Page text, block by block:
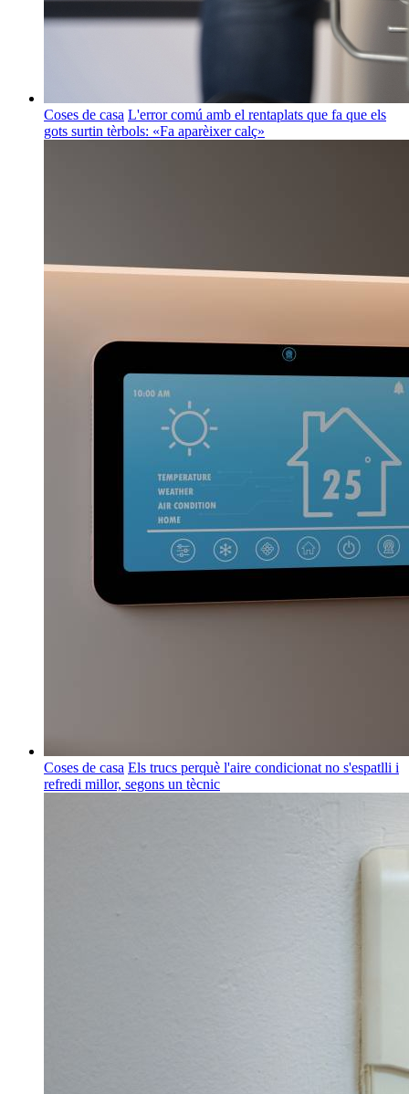
Coses de casa L'error comú amb el rentaplats que fa que els
gots surtin tèrbols: «Fa aparèixer calç»
Coses de casa Els trucs perquè l'aire condicionat no s'espatlli i
refredi millor, segons un tècnic